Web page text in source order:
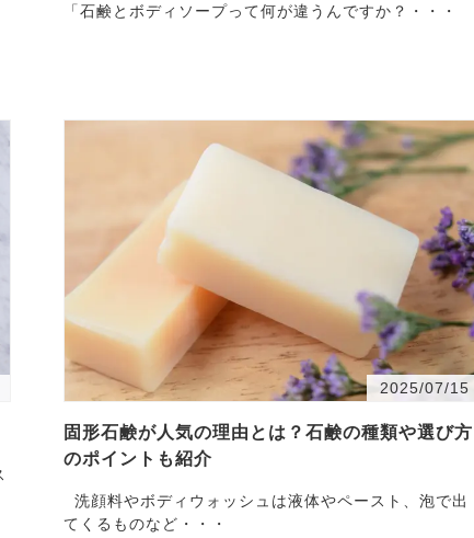
「石鹸とボディソープって何が違うんですか？・・・
2025/07/15
固形石鹸が人気の理由とは？石鹸の種類や選び方
のポイントも紹介
てくるものなど・・・